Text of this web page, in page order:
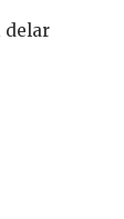
delar